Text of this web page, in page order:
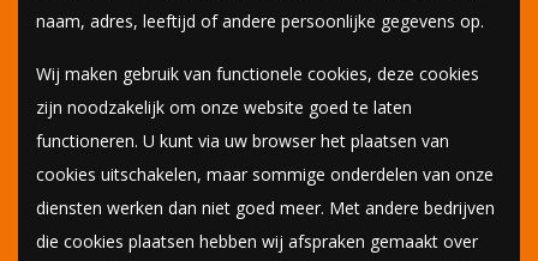
naam, adres, leeftijd of andere persoonlijke gegevens op.
Wij maken gebruik van functionele cookies, deze cookies
zijn noodzakelijk om onze website goed te laten
functioneren. U kunt via uw browser het plaatsen van
cookies uitschakelen, maar sommige onderdelen van onze
diensten werken dan niet goed meer. Met andere bedrijven
die cookies plaatsen hebben wij afspraken gemaakt over